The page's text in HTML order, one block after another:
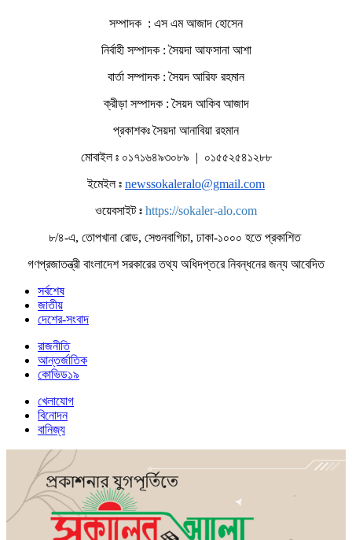
সম্পাদক : এস এম আজাদ হোসেন
নির্বাহী সম্পাদক : সৈয়দা আফসানা আশা
বার্তা সম্পাদক : সৈয়দ আরিফ রহমান
ক্রীড়া সম্পাদক : সৈয়দ আকিব আজাদ
প্রকাশকঃ সৈয়দা আনাবিয়া রহমান
মোবাইল ঃ ০১৭১৬৪৯৩০৮৯ | ০১৫৫২৫৪১২৮৮
ইমেইল ঃ newssokaleralo@gmail.com
ওয়েবসাইট ঃ https://sokaler-alo.com
৮/৪-এ, তোপখানা রোড, সেগুনবাগিচা, ঢাকা-১০০০ হতে প্রকাশিত
গণপ্রজাতন্ত্রী বাংলাদেশ সরকারের তথ্য অধিদপ্তরে নিবন্ধনের জন্য আবেদিত
সর্বশেষ
জাতীয়
দেশের-সংবাদ
রাজনীতি
আন্তর্জাতিক
কোভিড১৯
খেলাযোগ
বিনোদন
বানিজ্য